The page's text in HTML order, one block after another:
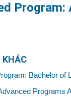
KHÁC
Bachelor of
Programs